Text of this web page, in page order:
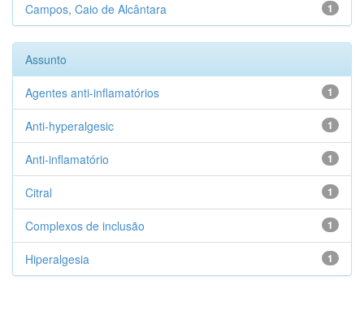
1
Campos, Caio de Alcântara
Assunto
1
Agentes anti-inflamatórios
1
Anti-hyperalgesic
1
Anti-inflamatório
1
Citral
1
Complexos de inclusão
1
Hiperalgesia